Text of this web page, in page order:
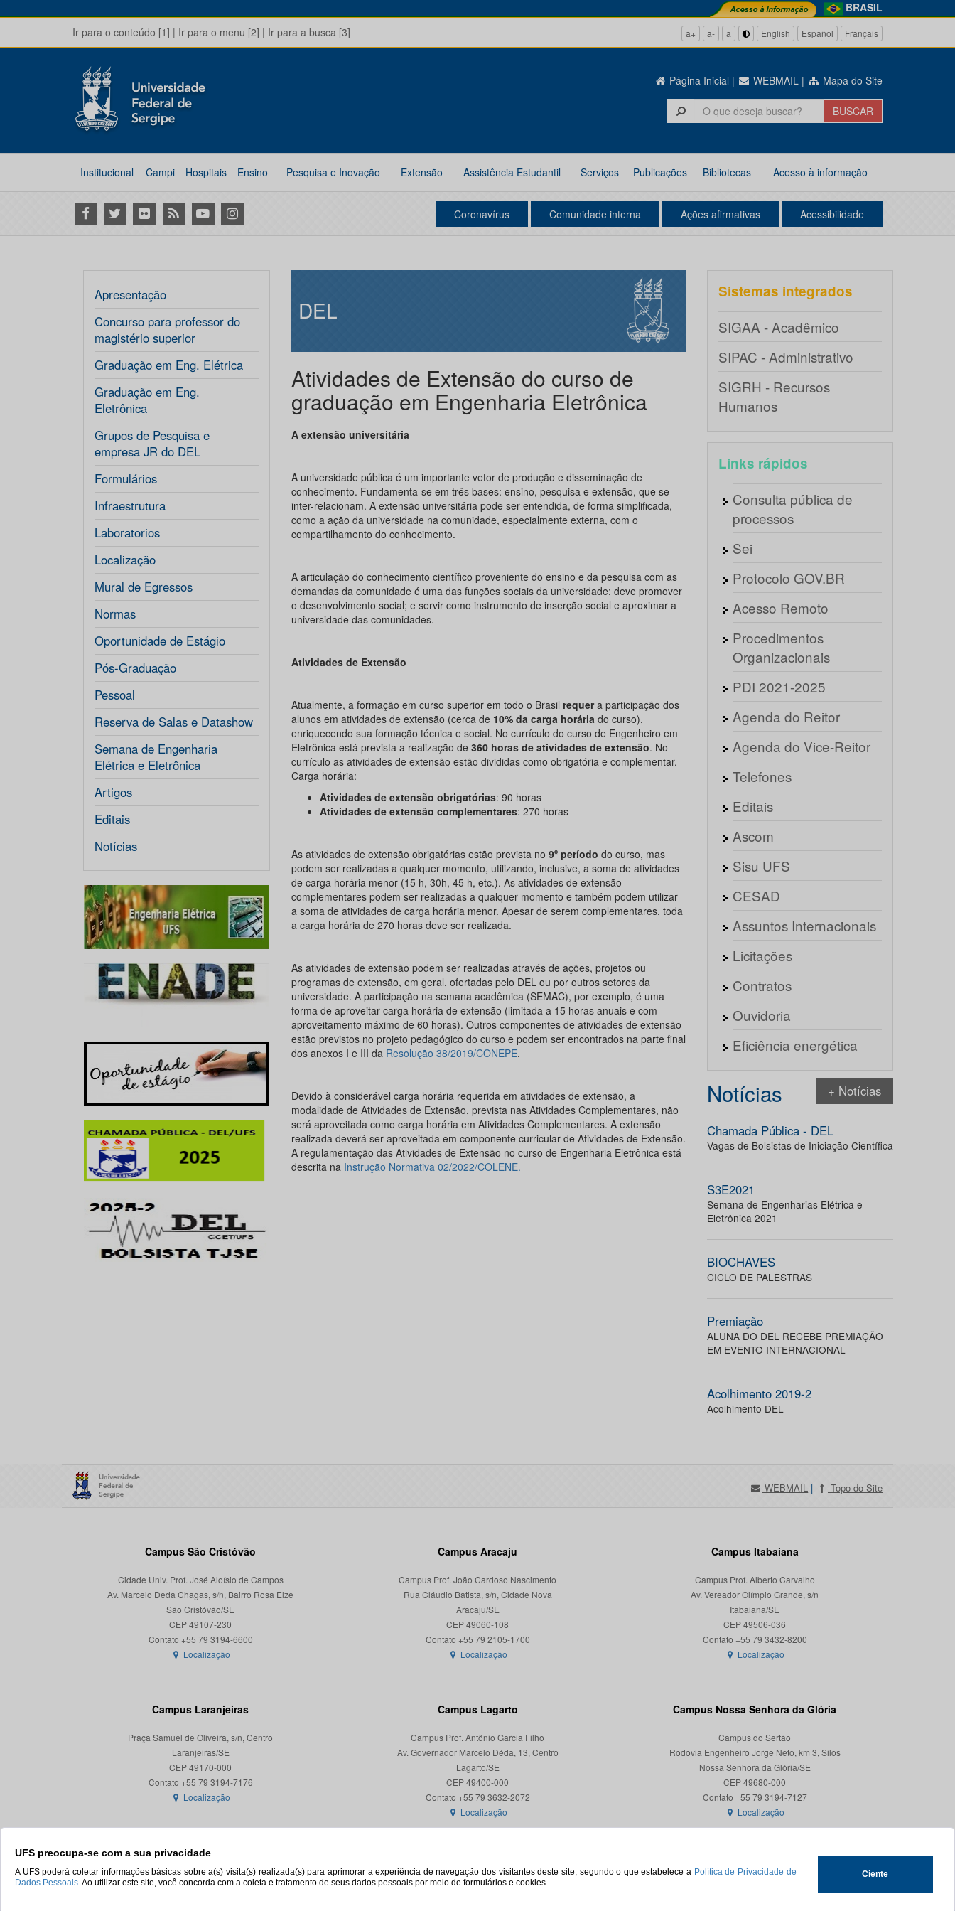
BRASIL
Ir para o conteúdo [1] | Ir para o menu [2] | Ir para a busca [3] a+ a- a English Español Français
Página Inicial | WEBMAIL | Mapa do Site
Institucional Campi Hospitais Ensino Pesquisa e Inovação Extensão Assistência Estudantil Serviços Publicações Bibliotecas Acesso à informação
Facebook
Twitter Flickr RSS YoutubeInstagram Coronavírus Comunidade interna Ações afirmativas Acessibilidade
UFS preocupa-se com a sua privacidade
A UFS poderá coletar informações básicas sobre a(s) visita(s) realizada(s) para aprimorar a experiência de navegação dos visitantes deste site, segundo o que estabelece a Política de Privacidade de
Dados Pessoais.Ao utilizar este site, você concorda com a coleta e tratamento de seus dados pessoais por meio de formulários e cookies.
Ciente
Apresentação
Concurso para professor do
magistério superior
Graduação em Eng. Elétrica
Graduação em Eng.
Eletrônica
Grupos de Pesquisa e
empresa JR do DEL
Formulários
Infraestrutura
Laboratorios
Localização
Mural de Egressos
Normas
Oportunidade de Estágio
Pós-Graduação
Pessoal
Reserva de Salas e Datashow
Semana de Engenharia
Elétrica e Eletrônica
Artigos
Editais
Notícias
DEL
Atividades de Extensão do curso de
graduação em Engenharia Eletrônica
A extensão universitária
A universidade pública é um importante vetor de produção e disseminação de
conhecimento. Fundamenta-se em três bases: ensino, pesquisa e extensão, que se
inter-relacionam. A extensão universitária pode ser entendida, de forma simplificada,
como a ação da universidade na comunidade, especialmente externa, com o
compartilhamento do conhecimento.
A articulação do conhecimento científico proveniente do ensino e da pesquisa com as
demandas da comunidade é uma das funções sociais da universidade; deve promover
o desenvolvimento social; e servir como instrumento de inserção social e aproximar a
universidade das comunidades.
Atividades de Extensão
Atualmente, a formação em curso superior em todo o Brasil requer a participação dos
alunos em atividades de extensão (cerca de 10% da carga horária do curso),
enriquecendo sua formação técnica e social. No currículo do curso de Engenheiro em
Eletrônica está prevista a realização de 360 horas de atividades de extensão. No
currículo as atividades de extensão estão divididas como obrigatória e complementar.
Carga horária:
Atividades de extensão obrigatórias: 90 horas
Atividades de extensão complementares: 270 horas
As atividades de extensão obrigatórias estão prevista no 9º período do curso, mas
podem ser realizadas a qualquer momento, utilizando, inclusive, a soma de atividades
de carga horária menor (15 h, 30h, 45 h, etc.). As atividades de extensão
complementares podem ser realizadas a qualquer momento e também podem utilizar
a soma de atividades de carga horária menor. Apesar de serem complementares, toda
a carga horária de 270 horas deve ser realizada.
As atividades de extensão podem ser realizadas através de ações, projetos ou
programas de extensão, em geral, ofertadas pelo DEL ou por outros setores da
universidade. A participação na semana acadêmica (SEMAC), por exemplo, é uma
forma de aproveitar carga horária de extensão (limitada a 15 horas anuais e com
aproveitamento máximo de 60 horas). Outros componentes de atividades de extensão
estão previstos no projeto pedagógico do curso e podem ser encontrados na parte final
dos anexos I e III da Resolução 38/2019/CONEPE.
Devido à considerável carga horária requerida em atividades de extensão, a
modalidade de Atividades de Extensão, prevista nas Atividades Complementares, não
será aproveitada como carga horária em Atividades Complementares. A extensão
realizada deverá ser aproveitada em componente curricular de Atividades de Extensão.
A regulamentação das Atividades de Extensão no curso de Engenharia Eletrônica está
descrita na Instrução Normativa 02/2022/COLENE.
Sistemas integrados
SIGAA - Acadêmico
SIPAC - Administrativo
SIGRH - Recursos
Humanos
Links rápidos
Consulta pública de
processos
Sei
Protocolo GOV.BR
Acesso Remoto
Procedimentos
Organizacionais
PDI 2021-2025
Agenda do Reitor
Agenda do Vice-Reitor
Telefones
Editais
Ascom
Sisu UFS
CESAD
Assuntos Internacionais
Licitações
Contratos
Ouvidoria
Eficiência energética
Notícias + Notícias
Chamada Pública - DEL
Vagas de Bolsistas de Iniciação Científica
S3E2021
Semana de Engenharias Elétrica e
Eletrônica 2021
BIOCHAVES
CICLO DE PALESTRAS
Premiação
ALUNA DO DEL RECEBE PREMIAÇÃO
EM EVENTO INTERNACIONAL
Acolhimento 2019-2
Acolhimento DEL
WEBMAIL | Topo do Site
Campus São Cristóvão
Cidade Univ. Prof. José Aloísio de Campos
Av. Marcelo Deda Chagas, s/n, Bairro Rosa Elze
São Cristóvão/SE
CEP 49107-230
Localização
Campus Aracaju
Campus Prof. João Cardoso Nascimento
Rua Cláudio Batista, s/n, Cidade Nova
Aracaju/SE
CEP 49060-108
Localização
Campus Itabaiana
Campus Prof. Alberto Carvalho
Av. Vereador Olímpio Grande, s/n
Itabaiana/SE
CEP 49506-036
Localização
Campus Laranjeiras
Praça Samuel de Oliveira, s/n, Centro
Laranjeiras/SE
CEP 49170-000
Localização
Campus Lagarto
Campus Prof. Antônio Garcia Filho
Av. Governador Marcelo Déda, 13, Centro
Lagarto/SE
CEP 49400-000
Localização
Campus Nossa Senhora da Glória
Campus do Sertão
Rodovia Engenheiro Jorge Neto, km 3, Silos
Nossa Senhora da Glória/SE
CEP 49680-000
Contato +55 79 3194-7127
Localização
© 2026. Todos os direitos reservados. Universidade Federal de Sergipe.